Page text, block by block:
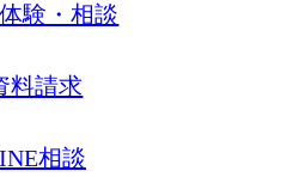
験・相談
料請求
相談